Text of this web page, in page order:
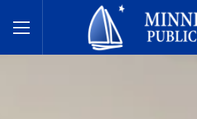
Toggle Menu
הציבוריים של מינטונקה